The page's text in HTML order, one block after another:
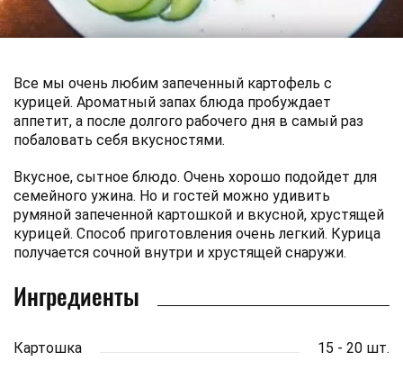
Все мы очень любим запеченный картофель с
курицей. Ароматный запах блюда пробуждает
аппетит, а после долгого рабочего дня в самый раз
побаловать себя вкусностями.
Вкусное, сытное блюдо. Очень хорошо подойдет для
семейного ужина. Но и гостей можно удивить
румяной запеченной картошкой и вкусной, хрустящей
курицей. Способ приготовления очень легкий. Курица
получается сочной внутри и хрустящей снаружи.
Ингредиенты
Картошка
15 - 20 шт.